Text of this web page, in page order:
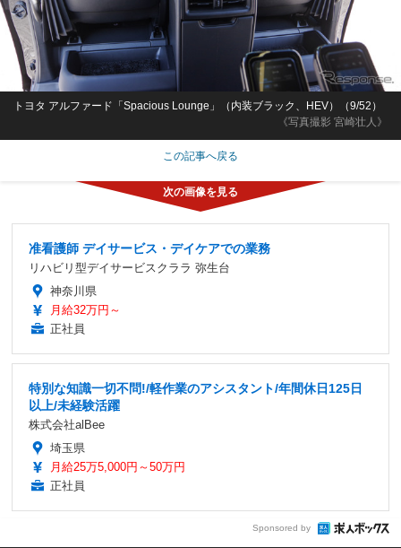
《写真撮影 宮崎壮人》
トヨタ アルファード「Spacious Lounge」（内装ブラック、HEV）（9/52）
この記事へ戻る
准看護師 デイサービス・デイケアでの業務
リハビリ型デイサービスクララ 弥生台
神奈川県
月給32万円～
正社員
特別な知識一切不問!/軽作業のアシスタント/年間休日125日
以上/未経験活躍
株式会社alBee
埼玉県
月給25万5,000円～50万円
正社員
Sponsored by